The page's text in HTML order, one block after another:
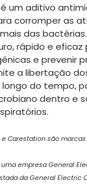
um aditivo
corromper as
das
rápido e eficaz
e prevenir
a libertação
do tempo,
dentro e
e Carestation são
empresa General
da General Electric